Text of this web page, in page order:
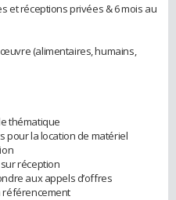
et réceptions privées & 6 mois au
(alimentaires, humains,
thématique
pour la location de matériel
réception
aux appels d’offres
référencement